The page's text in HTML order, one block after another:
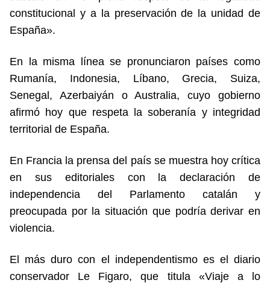
constitucional y a la preservación de la unidad de
España».
En la misma línea se pronunciaron países como
Rumanía, Indonesia, Líbano, Grecia, Suiza,
Senegal, Azerbaiyán o Australia, cuyo gobierno
afirmó hoy que respeta la soberanía y integridad
territorial de España.
En Francia la prensa del país se muestra hoy crítica
en sus editoriales con la declaración de
independencia del Parlamento catalán y
preocupada por la situación que podría derivar en
violencia.
El más duro con el independentismo es el diario
conservador Le Figaro, que titula «Viaje a lo